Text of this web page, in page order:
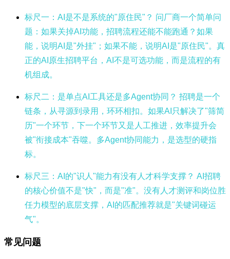
标尺一：AI是不是系统的"原住民"？ 问厂商一个简单问
题：如果关掉AI功能，招聘流程还能不能跑通？如果
能，说明AI是"外挂"；如果不能，说明AI是"原住民"。真
正的AI原生招聘平台，AI不是可选功能，而是流程的有
机组成。
标尺二：是单点AI工具还是多Agent协同？ 招聘是一个
链条，从寻源到录用，环环相扣。如果AI只解决了"筛简
历"一个环节，下一个环节又是人工推进，效率提升会
被"衔接成本"吞噬。多Agent协同能力，是选型的硬指
标。
标尺三：AI的"识人"能力有没有人才科学支撑？ AI招聘
的核心价值不是"快"，而是"准"。没有人才测评和岗位胜
任力模型的底层支撑，AI的匹配推荐就是"关键词碰运
气"。
常见问题